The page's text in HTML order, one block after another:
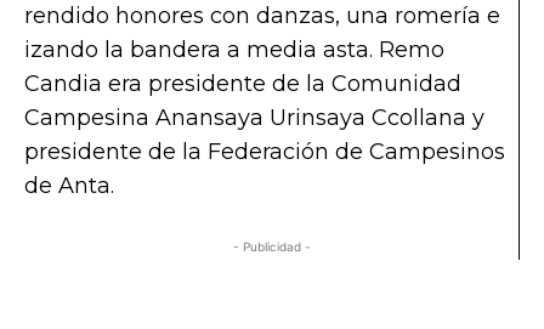
rendido honores con danzas, una romería e
izando la bandera a media asta. Remo
Candia era presidente de la Comunidad
Campesina Anansaya Urinsaya Ccollana y
presidente de la Federación de Campesinos
de Anta.
- Publicidad -